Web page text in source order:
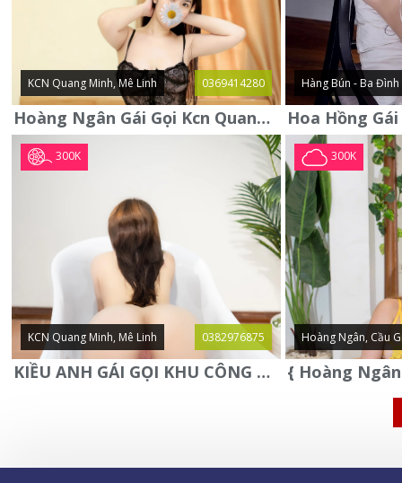
KCN Quang Minh, Mê Linh 0369414280
Hoàng Ngân Gái Gọi Kcn Quang Minh - Mê Linh . Hàng Vip Lần Đầu
Hàng Bún - Ba Đình
300K
KCN Quang Minh, Mê Linh 0382976875
KIỀU ANH GÁI GỌI KHU CÔNG NGHIỆP QUANG MINH - MÊ LINH
300K
Hoàng Ngân, Cầu